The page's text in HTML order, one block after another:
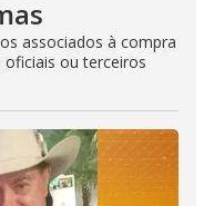
associados à compra
ou terceiros